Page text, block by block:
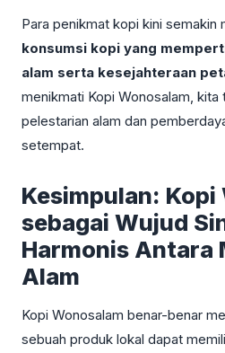
Para penikmat kopi kini semakin
konsumsi kopi yang
alam serta kesejahteraan
menikmati Kopi Wonosalam, kita
pelestarian alam dan
setempat.
Kesimpulan: Kopi
sebagai Wujud
Harmonis Antara
Alam
Kopi Wonosalam benar-benar
sebuah produk lokal dapat